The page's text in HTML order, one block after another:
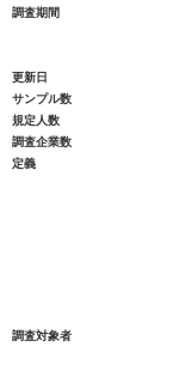
調査期間
更新日
サンプル数
規定人数
調査企業数
定義
調査対象者